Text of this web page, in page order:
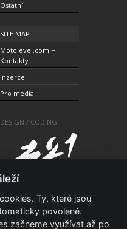
Ostatní
SITE MAP
Motolevel.com +
Kontakty
Inzerce
Pro media
DESIGN / CODING
Všechna práva
Ty, které jsou
povolené.
začneme využívat až po